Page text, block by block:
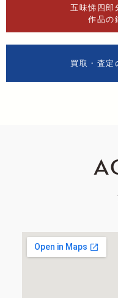
五味悌四郎
作品の
買取・査定